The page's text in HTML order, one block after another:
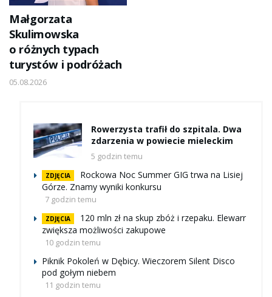
Małgorzata
Skulimowska
o różnych typach
turystów i podróżach
05.08.2026
Rowerzysta trafił do szpitala. Dwa
zdarzenia w powiecie mieleckim
5 godzin temu
ZDJĘCIA
Rockowa Noc Summer GIG trwa na Lisiej
Górze. Znamy wyniki konkursu
7 godzin temu
ZDJĘCIA
120 mln zł na skup zbóż i rzepaku. Elewarr
zwiększa możliwości zakupowe
10 godzin temu
Piknik Pokoleń w Dębicy. Wieczorem Silent Disco
pod gołym niebem
11 godzin temu